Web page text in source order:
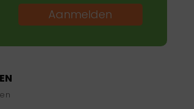
Aanmelden